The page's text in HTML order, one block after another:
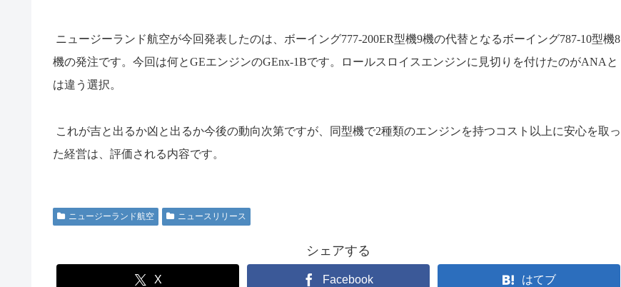
ニュージーランド航空が今回発表したのは、ボーイング777-200ER型機9機の代替となるボーイング787-10型機8
機の発注です。今回は何とGEエンジンのGEnx-1Bです。ロールスロイスエンジンに見切りを付けたのがANA と
は違う選択。
これが吉と出るか凶と出るか今後の動向次第ですが、同型機で2種類のエンジンを持つコスト以上に安心を取っ
た経営は、評価される内容です。
ニュージーランド航空 ニュースリリース
シェアする
X Facebook はてブ